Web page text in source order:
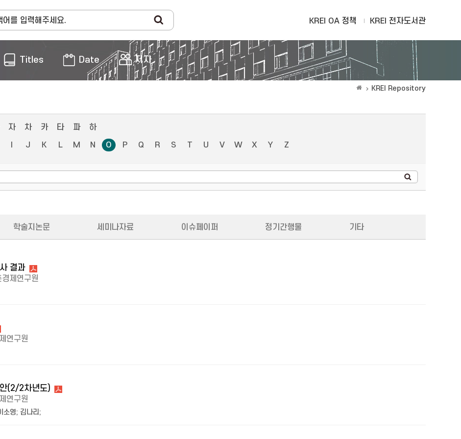
KREI OA 정책 KREI 전자도서관
Titles Date 저자
KREI Repository
자 차 카 타 파
하
J K L M N O P Q R S T U V W X Y Z
학술지논문 세미나자료 이슈페이퍼 정기간행물 기타
결과
경제연구원
연구원
(2/2차년도)
연구원
소영; 김나리 ;